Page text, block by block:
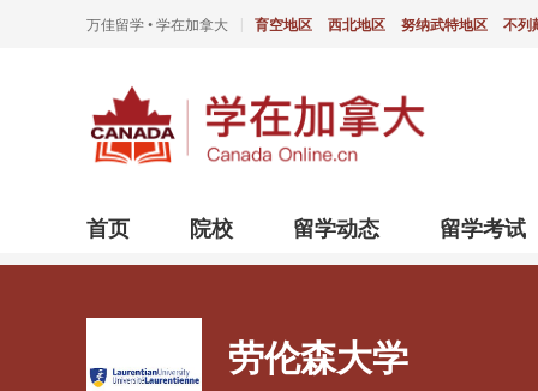
万佳留学 • 学在加拿大 育空地区 西北地区 努纳武特地区 不列
首页 院校 留学动态 留学考试
劳伦森大学